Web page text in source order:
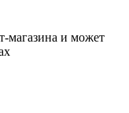
магазина и может